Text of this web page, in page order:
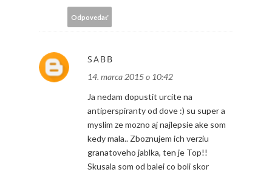
Odpovedať
SABB
14. marca 2015 o 10:42
Ja nedam dopustit urcite na
antiperspiranty od dove :) su super a
myslim ze mozno aj najlepsie ake som
kedy mala.. Zboznujem ich verziu
granatoveho jablka, ten je Top!!
Skusala som od balei co boli skor